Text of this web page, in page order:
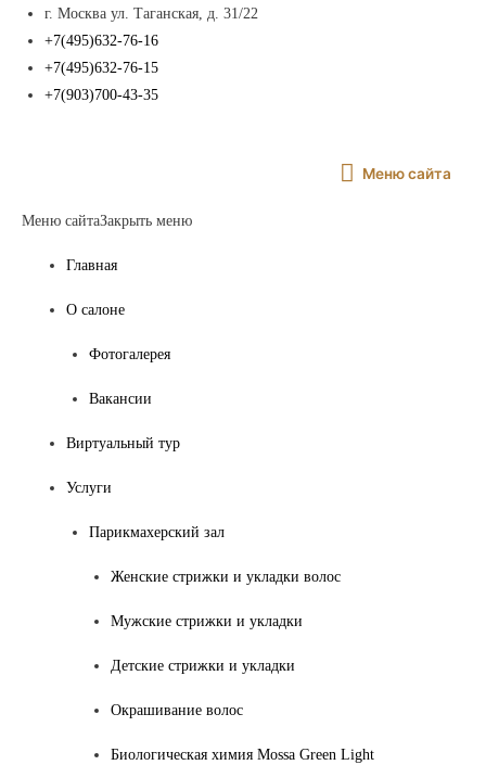
г. Москва ул. Таганская, д. 31/22
+7(495)632-76-16
+7(495)632-76-15
+7(903)700-43-35
Меню
Меню сайта
Меню сайтаЗакрыть меню
Главная
О салоне
Фотогалерея
Вакансии
Виртуальный тур
Услуги
Парикмахерский зал
Женские стрижки и укладки волос
Мужские стрижки и укладки
Детские стрижки и укладки
Окрашивание волос
Биологическая химия Mossa Green Light